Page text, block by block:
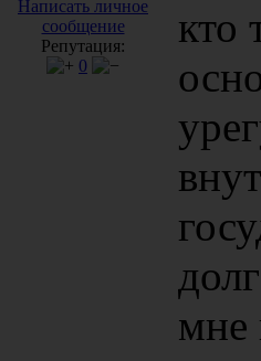
Написать личное
сообщение
Репутация:
0
кто
мне